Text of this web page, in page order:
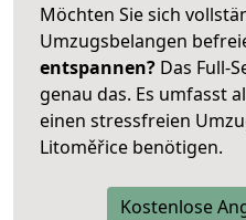
Möchten Sie sich
Umzugsbelangen
entspannen? Das Full-
genau das. Es umfasst
einen stressfreien
Litoměřice benötigen.
Kostenlose